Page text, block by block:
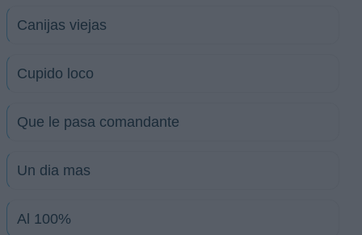
Canijas viejas
Cupido loco
Que le pasa comandante
Un dia mas
Al 100%